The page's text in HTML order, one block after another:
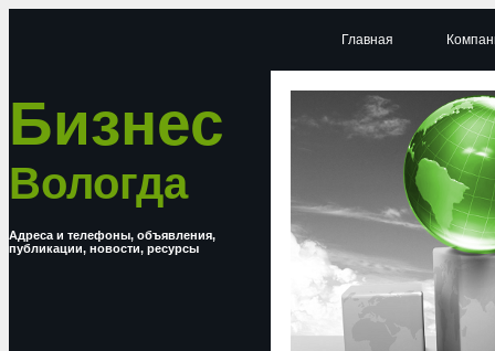
Бизнес
Вологда
Адреса и телефоны, объявления,
публикации, новости, ресурсы
Главная